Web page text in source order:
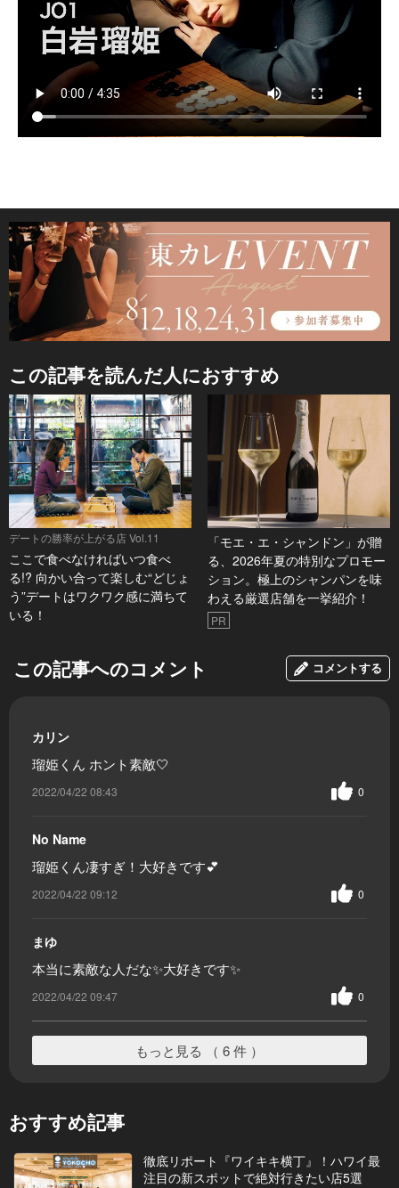
この記事を読んだ人におすすめ
デートの勝率が上がる店 Vol.11
ここで食べなければいつ食べ
る!? 向かい合って楽しむ“どじょ
う”デートはワクワク感に満ちて
いる！
「モエ・エ・シャンドン」が贈
る、2026年夏の特別なプロモー
ション。極上のシャンパンを味
わえる厳選店舗を一挙紹介！
PR
この記事へのコメント コメントする
カリン
瑠姫くん ホント素敵🤍
2022/04/22 08:43 0
No Name
瑠姫くん凄すぎ！大好きです💕
2022/04/22 09:12 0
まゆ
本当に素敵な人だな✨大好きです✨
2022/04/22 09:47 0
もっと見る （ 6 件 ）
おすすめ記事
徹底リポート『ワイキキ横丁』！ハワイ最
注目の新スポットで絶対行きたい店5選